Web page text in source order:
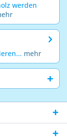
werden
mehr